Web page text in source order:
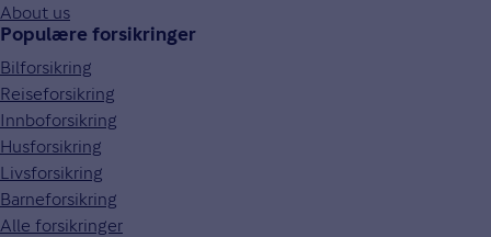
About us
Populære forsikringer
Bilforsikring
Reiseforsikring
Innboforsikring
Husforsikring
Livsforsikring
Barneforsikring
Alle forsikringer